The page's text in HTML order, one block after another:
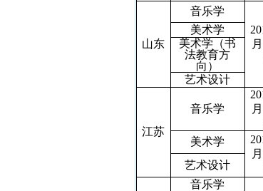
山东
音乐学
月
美术学
美术学（书
法教育方
向）
艺术设计
江苏
音乐学
月
美术学
月
艺术设计
音乐学